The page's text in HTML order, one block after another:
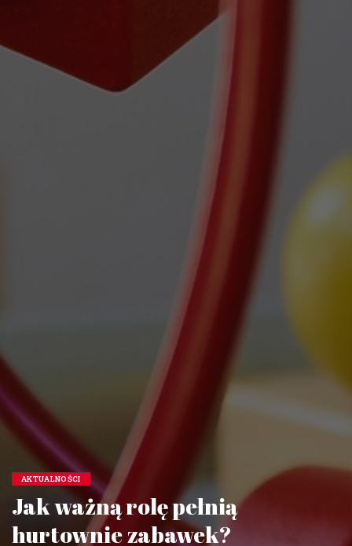
AKTUALNOŚCI
Jak ważną rolę pełnią
hurtownie zabawek?